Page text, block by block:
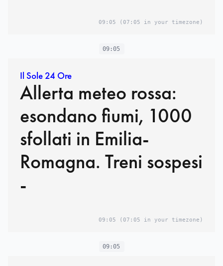
09:05 (07:05 in your timezone)
09:05
Il Sole 24 Ore
Allerta meteo rossa:
esondano fiumi, 1000
sfollati in Emilia-
Romagna. Treni sospesi
-
09:05 (07:05 in your timezone)
09:05